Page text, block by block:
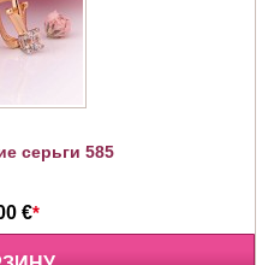
серьги 585
€*